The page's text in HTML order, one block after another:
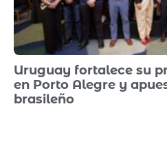
Uruguay fortalece su
en Porto Alegre y
brasileño